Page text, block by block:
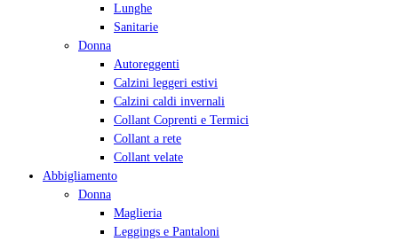
Lunghe
Sanitarie
Donna
Autoreggenti
Calzini leggeri estivi
Calzini caldi invernali
Collant Coprenti e Termici
Collant a rete
Collant velate
Abbigliamento
Donna
Maglieria
Leggings e Pantaloni